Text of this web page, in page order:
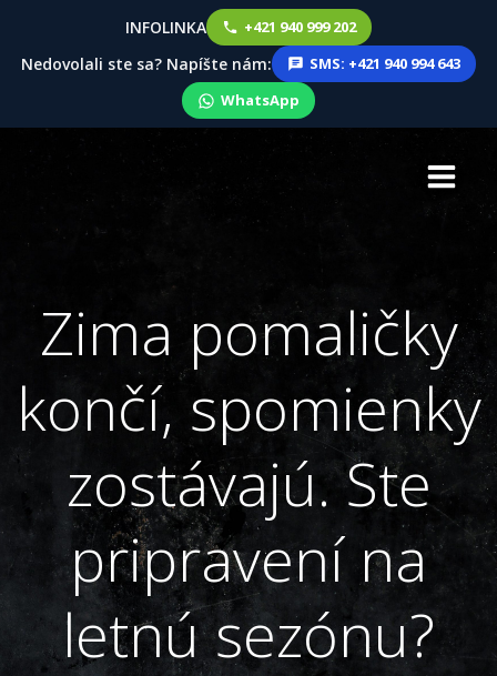
INFOLINKA +421 940 999 202
Nedovolali ste sa? Napíšte nám:
SMS: +421 940 994 643
WhatsApp
Zima pomaličky
končí, spomienky
zostávajú. Ste
pripravení na
letnú sezónu?